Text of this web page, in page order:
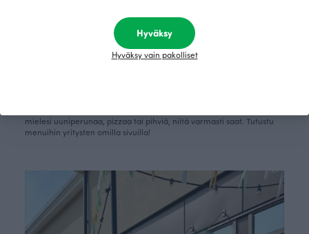
Café Kahvipuu, Nera ja Roja
mielesi uuniperunaa, pizzaa tai pihviä, niitä varmasti saat. Tutustu
menuihin yritysten omilla sivuilla!
Hyväksy
Hyväksy vain pakolliset